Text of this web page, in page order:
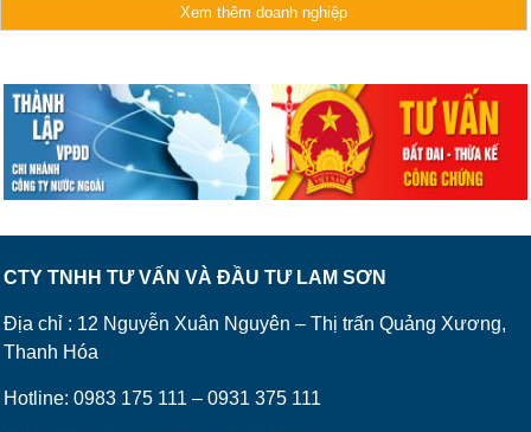
Xem thêm doanh nghiệp
CTY TNHH TƯ VẤN VÀ ĐẦU TƯ LAM SƠN
Địa chỉ : 12 Nguyễn Xuân Nguyên – Thị trấn Quảng Xương,
Thanh Hóa
Hotline: 0983 175 111 – 0931 375 111